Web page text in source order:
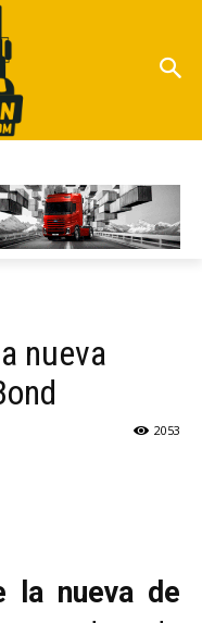
nueva
2053
la nueva de